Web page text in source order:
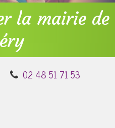
la mairie de
02 48 51 71 53